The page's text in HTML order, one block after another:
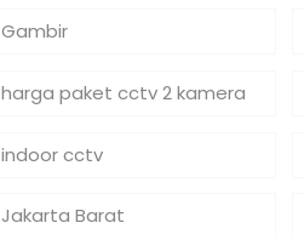
Gambir
harga paket cctv 2 kamera
indoor cctv
Jakarta Barat